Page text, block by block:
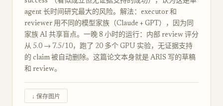
agent 长时间研究最大的风险。解法：executor 和
reviewer 用不同的模型家族（Claude + GPT），因为同
家族 AI 共享盲点。一晚 8 小时的运行：内部 review 评分
从 5.0 → 7.5/10，跑了 20 多个 GPU 实验，无证据支持
的 claim 被自动删除。这篇论文本身就是 ARIS 写的草稿
和 review。
↓ 保存图片